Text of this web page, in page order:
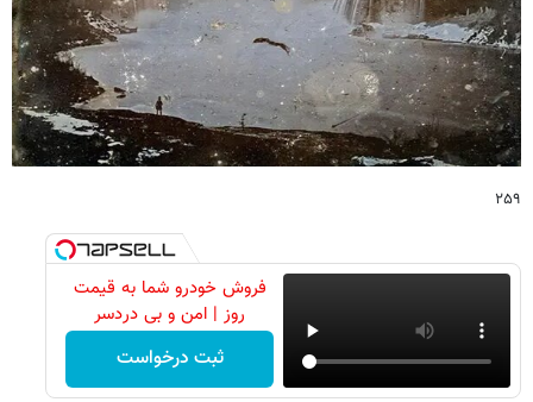
۲۵۹
فروش خودرو شما به قیمت
روز | امن و بی دردسر
ثبت درخواست